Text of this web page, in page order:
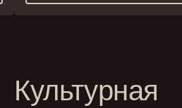
Культурная